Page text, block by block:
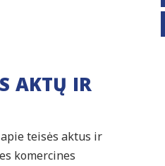
AKTŲ IR
teisės aktus ir
komercines